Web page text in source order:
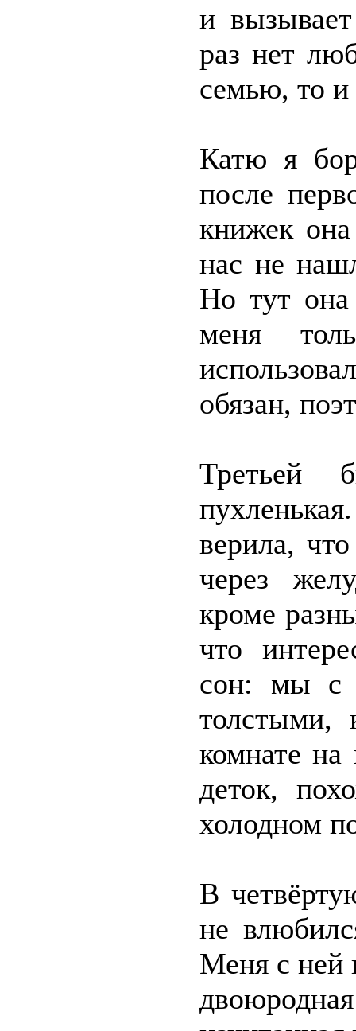
и
раз нет
семью, то и
Катю я
после
книжек
нас не
Но тут она
меня
обязан,
Третьей
верила,
через
кроме
что
сон: мы с
толстыми,
комнате на
деток,
холодном
В
не
Меня с ней